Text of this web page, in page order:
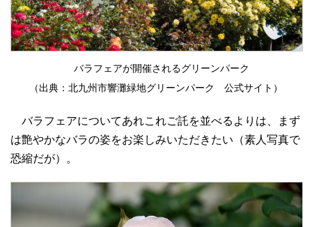
バラフェアが開催されるグリーンパーク
（出典：北九州市響灘緑地グリーンパーク 公式サイト）
バラフェアについてあれこれご託を並べるよりは、まず
は艶やかなバラの姿をお楽しみいただきたい（素人写真で
恐縮だが）。